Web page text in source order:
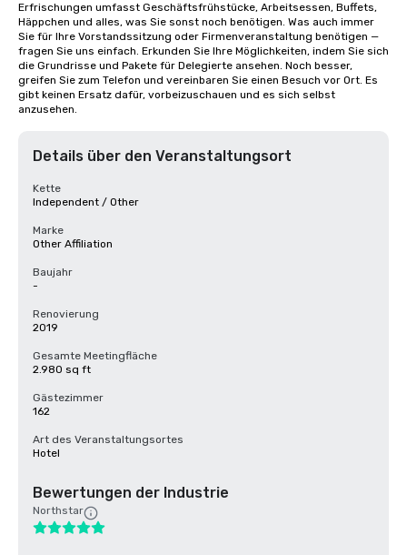
Erfrischungen umfasst Geschäftsfrühstücke, Arbeitsessen, Buffets,
Häppchen und alles, was Sie sonst noch benötigen. Was auch immer
Sie für Ihre Vorstandssitzung oder Firmenveranstaltung benötigen —
fragen Sie uns einfach. Erkunden Sie Ihre Möglichkeiten, indem Sie sich
die Grundrisse und Pakete für Delegierte ansehen. Noch besser,
greifen Sie zum Telefon und vereinbaren Sie einen Besuch vor Ort. Es
gibt keinen Ersatz dafür, vorbeizuschauen und es sich selbst
anzusehen.
Details über den Veranstaltungsort
Kette
Independent / Other
Marke
Other Affiliation
Baujahr
-
Renovierung
2019
Gesamte Meetingfläche
2.980 sq ft
Gästezimmer
162
Art des Veranstaltungsortes
Hotel
Bewertungen der Industrie
Northstar